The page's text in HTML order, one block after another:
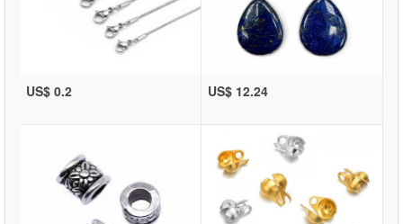
US$ 0.2 US$ 12.24